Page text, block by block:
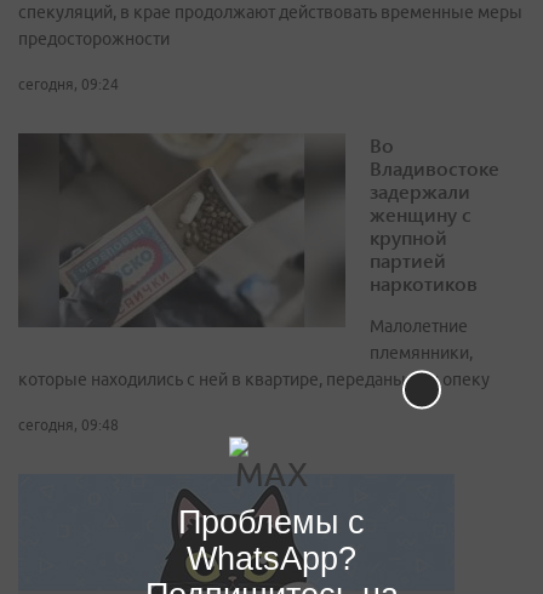
спекуляций, в крае продолжают действовать временные меры
предосторожности
сегодня, 09:24
Во
Владивостоке
задержали
женщину с
крупной
партией
наркотиков
Малолетние
племянники,
которые находились с ней в квартире, переданы под опеку
сегодня, 09:48
Проблемы с
WhatsApp?